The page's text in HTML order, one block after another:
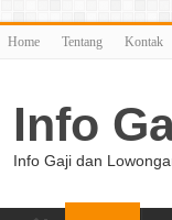
Home Tentang Kontak
Info
Info Gaji dan